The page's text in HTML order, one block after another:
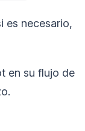
es necesario,
en su flujo de